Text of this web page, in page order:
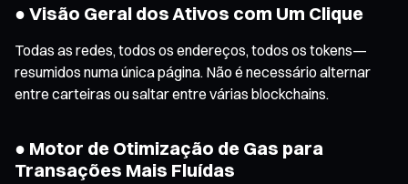
● Visão Geral dos Ativos com Um Clique
Todas as redes, todos os endereços, todos os tokens—
resumidos numa única página. Não é necessário alternar
entre carteiras ou saltar entre várias blockchains.
● Motor de Otimização de Gas para
Transações Mais Fluídas